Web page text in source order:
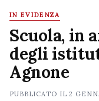
IN EVIDENZA
Scuola, in
degli
Agnone
PUBBLICATO IL2